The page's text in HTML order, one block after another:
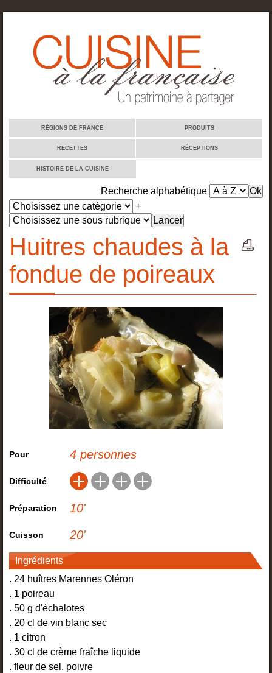
RÉGIONS DE FRANCE PRODUITS
RECETTES RÉCEPTIONS
HISTOIRE DE LA CUISINE
Recherche alphabétique
+
Huitres chaudes à la
fondue de poireaux
Pour 4 personnes
Difficulté
Préparation 10'
Cuisson 20'
Ingrédients
. 24 huîtres Marennes Oléron
. 1 poireau
. 50 g d'échalotes
. 20 cl de vin blanc sec
. 1 citron
. 30 cl de crème fraîche liquide
. fleur de sel, poivre